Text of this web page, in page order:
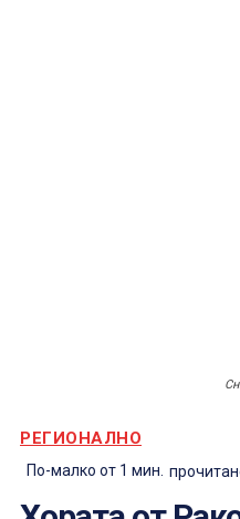
РЕГИОНАЛНО
По-малко от 1 мин.